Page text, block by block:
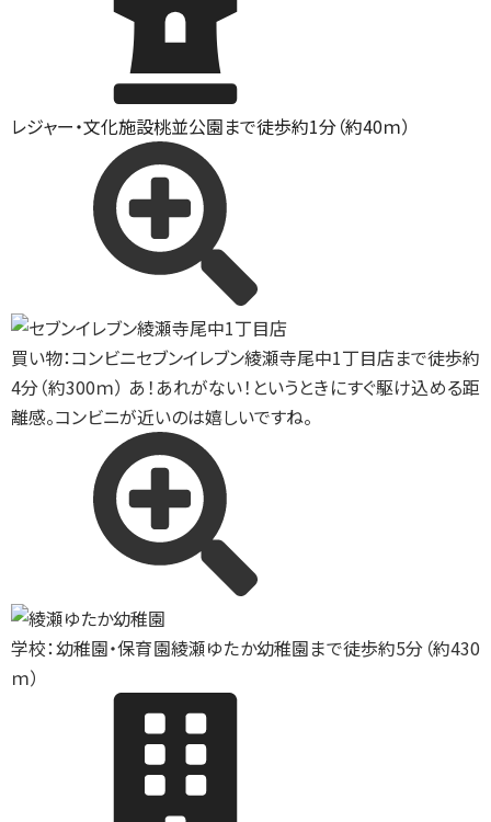
レジャー・文化施設桃並公園まで徒歩約1分（約40ｍ）
買い物：コンビニセブンイレブン綾瀬寺尾中1丁目店まで徒歩約
4分（約300ｍ） あ！あれがない！というときにすぐ駆け込める距
離感。コンビニが近いのは嬉しいですね。
学校：幼稚園・保育園綾瀬ゆたか幼稚園まで徒歩約5分（約430
ｍ）